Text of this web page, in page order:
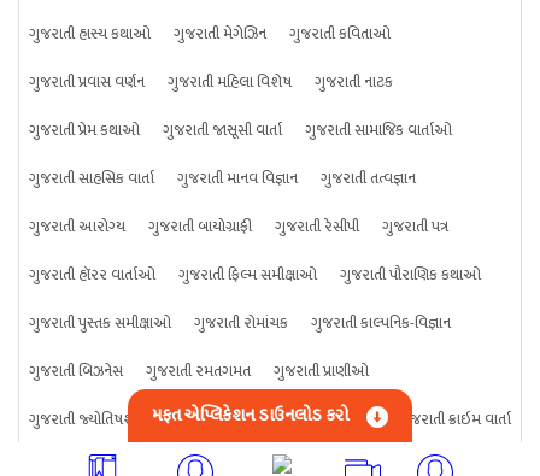
ગુજરાતી હાસ્ય કથાઓ
ગુજરાતી મેગેઝિન
ગુજરાતી કવિતાઓ
ગુજરાતી પ્રવાસ વર્ણન
ગુજરાતી મહિલા વિશેષ
ગુજરાતી નાટક
ગુજરાતી પ્રેમ કથાઓ
ગુજરાતી જાસૂસી વાર્તા
ગુજરાતી સામાજિક વાર્તાઓ
ગુજરાતી સાહસિક વાર્તા
ગુજરાતી માનવ વિજ્ઞાન
ગુજરાતી તત્વજ્ઞાન
ગુજરાતી આરોગ્ય
ગુજરાતી બાયોગ્રાફી ગુજરાતી રેસીપી
ગુજરાતી પત્ર
ગુજરાતી હૉરર વાર્તાઓ
ગુજરાતી ફિલ્મ સમીક્ષાઓ
ગુજરાતી પૌરાણિક કથાઓ
ગુજરાતી પુસ્તક સમીક્ષાઓ
ગુજરાતી રોમાંચક
ગુજરાતી કાલ્પનિક-વિજ્ઞાન
ગુજરાતી બિઝનેસ
ગુજરાતી રમતગમત
ગુજરાતી પ્રાણીઓ
ગુજરાતી જ્યોતિષશાસ્ત્ર
ગુજરાતી વિજ્ઞાન ગુજરાતી કંઈપણ ગુજરાતી ક્રાઇમ વાર્તા
મફત એપ્લિકેશન ડાઉનલોડ કરો